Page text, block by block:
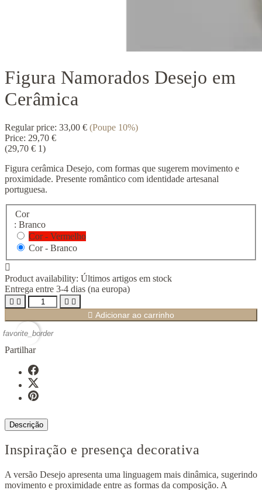
Figura Namorados Desejo em
Cerâmica
Regular price: 33,00 € (Poupe 10%)
Price: 29,70 €
(29,70 € 1)
Figura cerâmica Desejo, com formas que sugerem movimento e
proximidade. Presente romântico com identidade artesanal
portuguesa.
Cor
: Branco
Cor - Vermelho
Cor - Branco

Product availability: Últimos artigos em stock
Entrega entre 3-4 dias (na europa)
   
 Adicionar ao carrinho
favorite_border
Partilhar
Descrição
Inspiração e presença decorativa
A versão Desejo apresenta uma linguagem mais dinâmica, sugerindo
movimento e proximidade entre as formas da composição. A